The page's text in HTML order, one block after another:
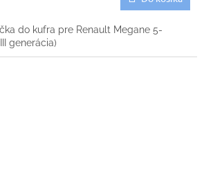
do kufra pre Renault Megane 5-
generácia)